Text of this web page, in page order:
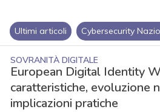
Ultimi articoli Cybersecurity
SOVRANITÀ DIGITALE
European Digital Identity
caratteristiche, evoluzione
implicazioni pratiche